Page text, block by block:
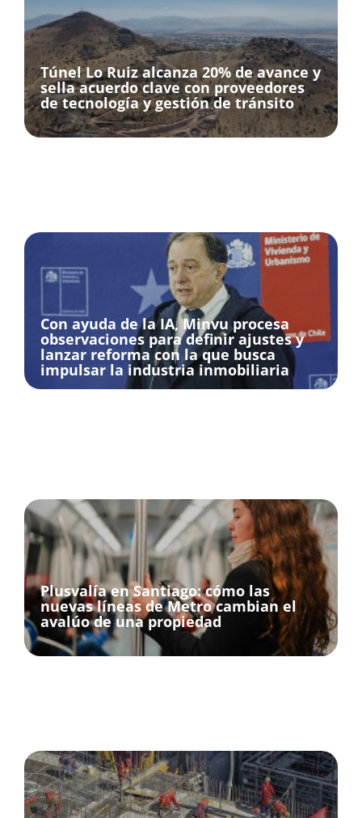
Túnel Lo Ruiz alcanza 20% de avance y
sella acuerdo clave con proveedores
de tecnología y gestión de tránsito
Con ayuda de la IA, Minvu procesa
observaciones para definir ajustes y
lanzar reforma con la que busca
impulsar la industria inmobiliaria
Plusvalía en Santiago: cómo las
nuevas líneas de Metro cambian el
avalúo de una propiedad
g
i
n
a
i
n
a
i
n
a
g
i
n
a
á
g
i
n
a